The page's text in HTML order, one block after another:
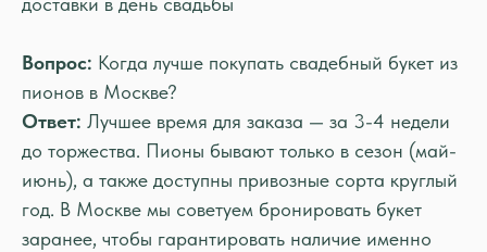
Вопрос: Когда лучше покупать свадебный букет из
пионов в Москве?
Ответ: Лучшее время для заказа — за 3-4 недели
до торжества. Пионы бывают только в сезон (май-
июнь), а также доступны привозные сорта круглый
год. В Москве мы советуем бронировать букет
заранее, чтобы гарантировать наличие именно